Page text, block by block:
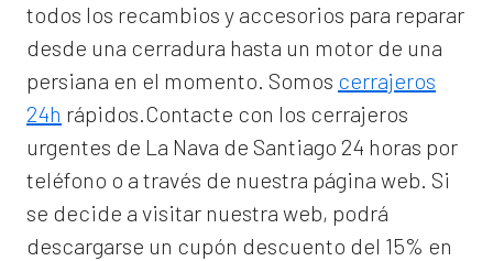
todos los recambios y accesorios para reparar
desde una cerradura hasta un motor de una
persiana en el momento. Somos cerrajeros
24h rápidos.Contacte con los cerrajeros
urgentes de La Nava de Santiago 24 horas por
teléfono o a través de nuestra página web. Si
se decide a visitar nuestra web, podrá
descargarse un cupón descuento del 15% en